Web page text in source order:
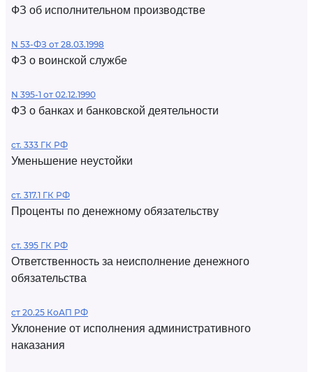
ФЗ об исполнительном производстве
N 53-ФЗ от 28.03.1998
ФЗ о воинской службе
N 395-1 от 02.12.1990
ФЗ о банках и банковской деятельности
ст. 333 ГК РФ
Уменьшение неустойки
ст. 317.1 ГК РФ
Проценты по денежному обязательству
ст. 395 ГК РФ
Ответственность за неисполнение денежного
обязательства
ст 20.25 КоАП РФ
Уклонение от исполнения административного
наказания